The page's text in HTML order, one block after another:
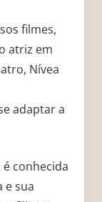
filmes,
atriz em
Nívea
adaptar a
conhecida
e sua